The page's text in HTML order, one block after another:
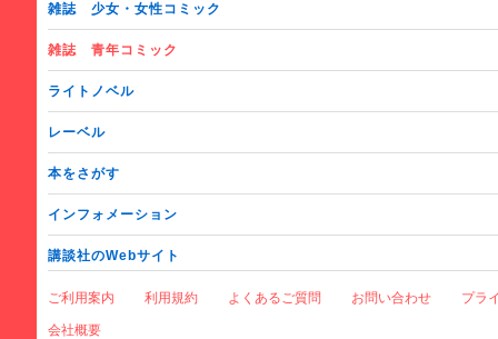
雑誌 少女・女性コミック
雑誌 青年コミック
ライトノベル
レーベル
本をさがす
インフォメーション
講談社のWebサイト
ご利用案内 利用規約 よくあるご質問 お問い合わせ プラ
会社概要